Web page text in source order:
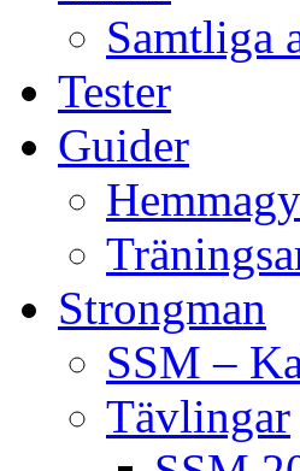
Samtliga
Tester
Guider
Strongman
SSM –
Tävlingar